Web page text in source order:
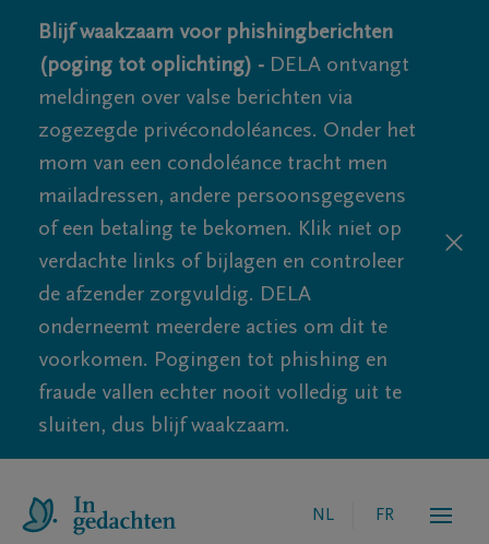
Blijf waakzaam voor phishingberichten
(poging tot oplichting) - DELA ontvangt
meldingen over valse berichten via
zogezegde privécondoléances. Onder het
mom van een condoléance tracht men
mailadressen, andere persoonsgegevens
of een betaling te bekomen. Klik niet op
verdachte links of bijlagen en controleer
de afzender zorgvuldig. DELA
onderneemt meerdere acties om dit te
voorkomen. Pogingen tot phishing en
fraude vallen echter nooit volledig uit te
sluiten, dus blijf waakzaam.
NL FR